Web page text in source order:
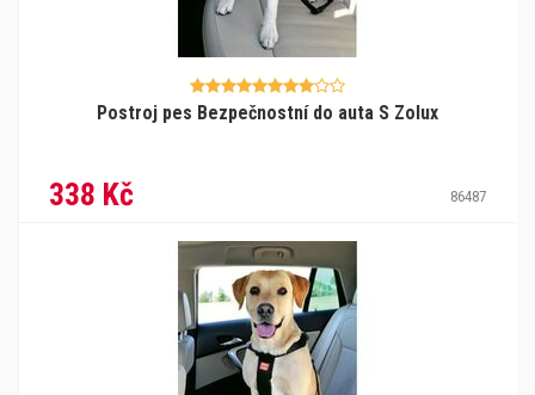
Postroj pes Bezpečnostní do auta S Zolux
338 Kč 86487